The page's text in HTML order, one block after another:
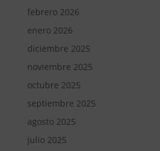
febrero 2026
enero 2026
diciembre 2025
noviembre 2025
octubre 2025
septiembre 2025
agosto 2025
julio 2025